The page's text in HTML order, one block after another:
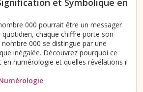
et Symbolique en
000 pourrait être un messager
quotidien, chaque chiffre porte son
000 se distingue par une
inégalée. Découvrez pourquoi ce
numérologie et quelles révélations il